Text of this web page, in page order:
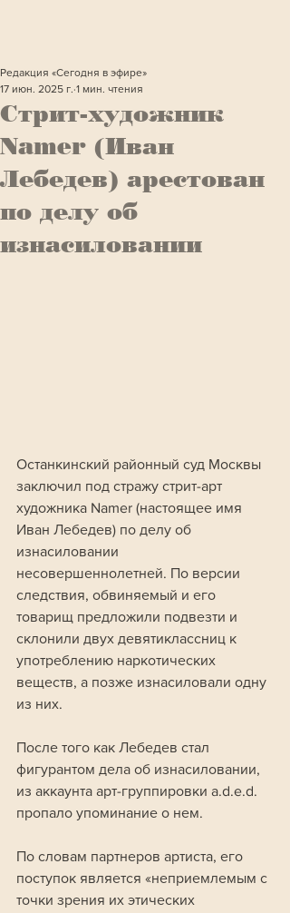
Стрит-художник
Namer (Иван
Лебедев) арестован
по делу об
изнасиловании
Редакция «Сегодня в эфире»
17 июн. 2025 г. 1 мин. чтения
Останкинский районный суд Москвы
заключил под стражу стрит-арт
художника Namer (настоящее имя
Иван Лебедев) по делу об
изнасиловании
несовершеннолетней. По версии
следствия, обвиняемый и его
товарищ предложили подвезти и
склонили двух девятиклассниц к
употреблению наркотических
веществ, а позже изнасиловали одну
из них.
После того как Лебедев стал
фигурантом дела об изнасиловании,
из аккаунта арт-группировки a.d.e.d.
пропало упоминание о нем.
По словам партнеров артиста, его
поступок является «неприемлемым с
точки зрения их этических